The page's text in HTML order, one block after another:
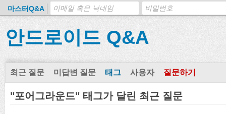
마스터Q&A
안드로이드 Q&A
최근 질문 미답변 질문 태그 사용자 질문하기
"포어그라운드" 태그가 달린 최근 질문